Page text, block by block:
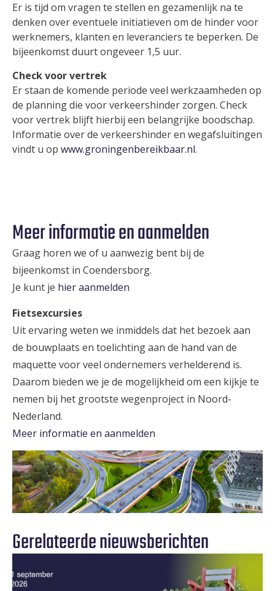
Er is tijd om vragen te stellen en gezamenlijk na te
denken over eventuele initiatieven om de hinder voor
werknemers, klanten en leveranciers te beperken. De
bijeenkomst duurt ongeveer 1,5 uur.
Check voor vertrek
Er staan de komende periode veel werkzaamheden op
de planning die voor verkeershinder zorgen. Check
voor vertrek blijft hierbij een belangrijke boodschap.
Informatie over de verkeershinder en wegafsluitingen
vindt u op www.groningenbereikbaar.nl.
Meer informatie en aanmelden
Graag horen we of u aanwezig bent bij de
bijeenkomst in Coendersborg.
Je kunt je hier aanmelden
Fietsexcursies
Uit ervaring weten we inmiddels dat het bezoek aan
de bouwplaats en toelichting aan de hand van de
maquette voor veel ondernemers verhelderend is.
Daarom bieden we je de mogelijkheid om een kijkje te
nemen bij het grootste wegenproject in Noord-
Nederland.
Meer informatie en aanmelden
Gerelateerde nieuwsberichten